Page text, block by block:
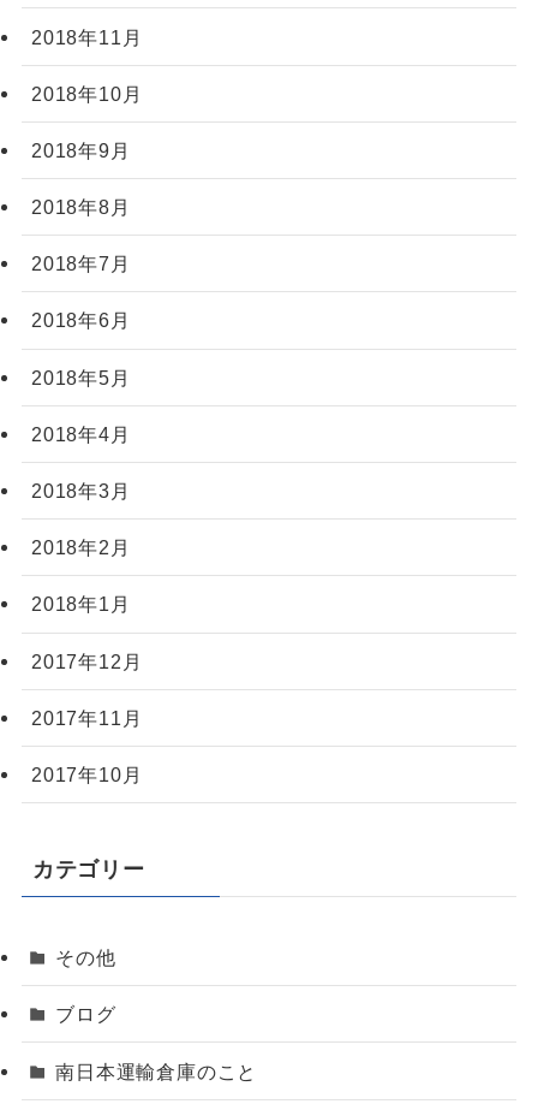
2018年11月
2018年10月
2018年9月
2018年8月
2018年7月
2018年6月
2018年5月
2018年4月
2018年3月
2018年2月
2018年1月
2017年12月
2017年11月
2017年10月
カテゴリー
その他
ブログ
南日本運輸倉庫のこと